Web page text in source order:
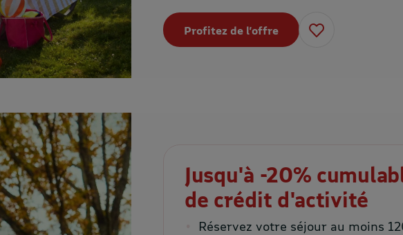
Profitez de l’offre
Jusqu'à -20%
de crédit d'activité
Réservez votre séjour au moins